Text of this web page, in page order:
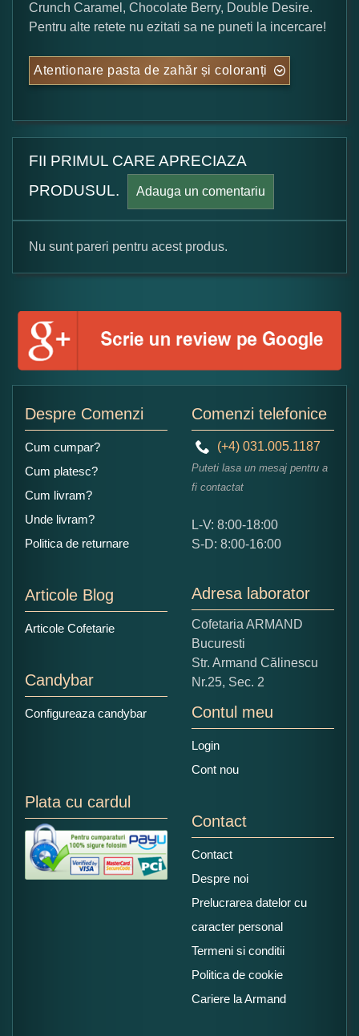
Crunch Caramel, Chocolate Berry, Double Desire.
Pentru alte retete nu ezitati sa ne puneti la incercare!
Atentionare pasta de zahăr și coloranți
FII PRIMUL CARE APRECIAZA
PRODUSUL.
Adauga un comentariu
Formular pareri client
Numele dumneavoastra:
Ce nota acordati acestui produs?
5
Copiati alaturi numarul din imagine:
Nu sunt pareri pentru acest produs.
Despre Comenzi
Cum cumpar?
Cum platesc?
Cum livram?
Unde livram?
Politica de returnare
Articole Blog
Articole Cofetarie
Candybar
Configureaza candybar
Comenzi telefonice
(+4) 031.005.1187
Puteti lasa un mesaj pentru a
fi contactat
L-V: 8:00-18:00
S-D: 8:00-16:00
Adresa laborator
Cofetaria ARMAND
Bucuresti
Str. Armand Călinescu
Nr.25, Sec. 2
Contul meu
Login
Cont nou
Plata cu cardul
Contact
Contact
Despre noi
Prelucrarea datelor cu
caracter personal
Termeni si conditii
Politica de cookie
Cariere la Armand